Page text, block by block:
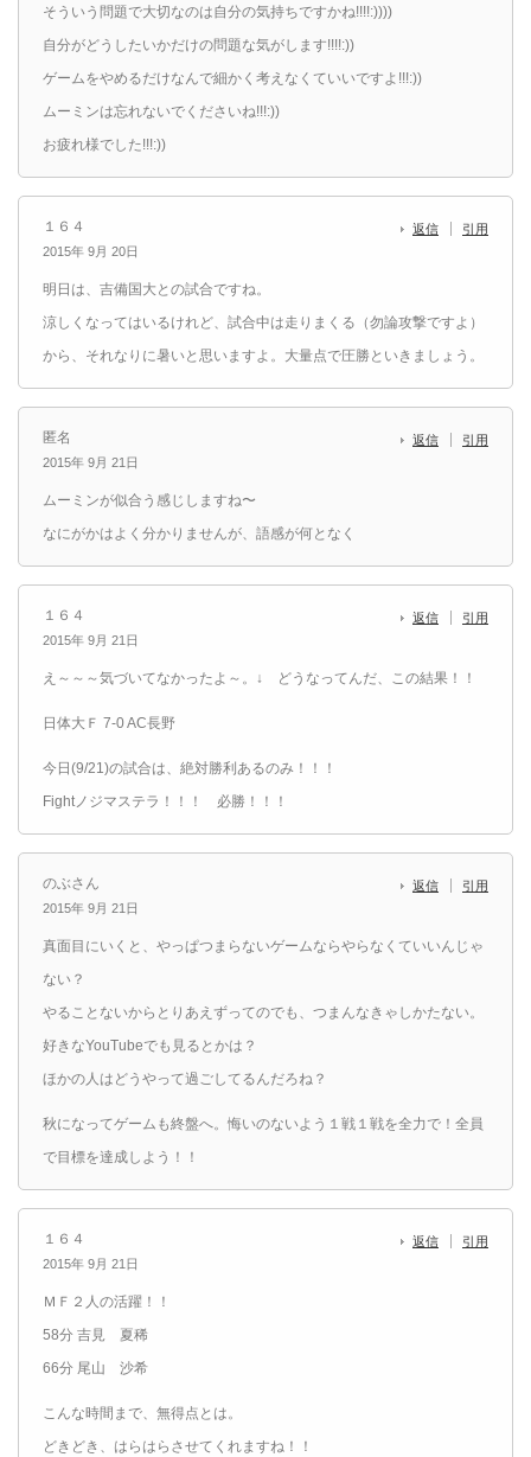
そういう問題で大切なのは自分の気持ちですかね!!!!:))))
自分がどうしたいかだけの問題な気がします!!!!:))
ゲームをやめるだけなんで細かく考えなくていいですよ!!!:))
ムーミンは忘れないでくださいね!!!:))
お疲れ様でした!!!:))
１６４
2015年 9月 20日
返信 引用
明日は、吉備国大との試合ですね。
涼しくなってはいるけれど、試合中は走りまくる（勿論攻撃ですよ）
から、それなりに暑いと思いますよ。大量点で圧勝といきましょう。
匿名
2015年 9月 21日
返信 引用
ムーミンが似合う感じしますね〜
なにがかはよく分かりませんが、語感が何となく
１６４
2015年 9月 21日
返信 引用
え～～～気づいてなかったよ～。↓ どうなってんだ、この結果！！
日体大Ｆ 7-0 AC長野
今日(9/21)の試合は、絶対勝利あるのみ！！！
Fightノジマステラ！！！ 必勝！！！
のぶさん
2015年 9月 21日
返信 引用
真面目にいくと、やっぱつまらないゲームならやらなくていいんじゃ
ない？
やることないからとりあえずってのでも、つまんなきゃしかたない。
好きなYouTubeでも見るとかは？
ほかの人はどうやって過ごしてるんだろね？
秋になってゲームも終盤へ。悔いのないよう１戦１戦を全力で！全員
で目標を達成しよう！！
１６４
2015年 9月 21日
返信 引用
ＭＦ２人の活躍！！
58分 吉見 夏稀
66分 尾山 沙希
こんな時間まで、無得点とは。
どきどき、はらはらさせてくれますね！！